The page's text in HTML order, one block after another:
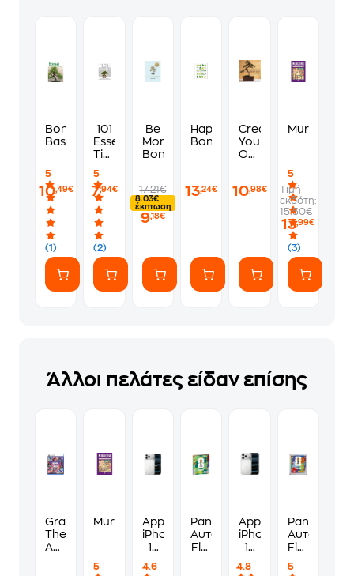
Bonsai
Basics
5
(1)
10,49€
101
Essential
Tips
5
(2)
7,94€
Be
More
Bonsai
17.21€
8.03€
έκπτωση
9,18€
Happy
Bonsai
13,24€
Create
Your
Own
10,98€
Murdoku
5
(3)
Τιμή
εκδότη:
15.50€
13,99€
Άλλοι πελάτες είδαν επίσης
Grand
Theft
Auto
Standard
Murdoku
5
Apple
iPhone
17
Max
4.6
Panini
Αυτοκόλλητα
Fifa
Apple
iPhone
17
256GB
4.8
Panini
Fifa
Cup
5